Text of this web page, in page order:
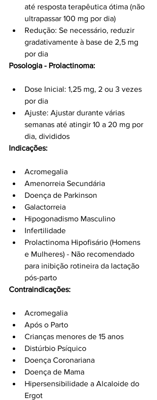
até resposta terapêutica ótima (não
ultrapassar 100 mg por dia)
Redução: Se necessário, reduzir
gradativamente à base de 2,5 mg
por dia
Posologia - Prolactinoma:
Dose Inicial: 1,25 mg, 2 ou 3 vezes
por dia
Ajuste: Ajustar durante várias
semanas até atingir 10 a 20 mg por
dia, divididos
Indicações:
Acromegalia
Amenorreia Secundária
Doença de Parkinson
Galactorreia
Hipogonadismo Masculino
Infertilidade
Prolactinoma Hipofisário (Homens
e Mulheres) - Não recomendado
para inibição rotineira da lactação
pós-parto
Contraindicações:
Acromegalia
Após o Parto
Crianças menores de 15 anos
Distúrbio Psíquico
Doença Coronariana
Doença de Mama
Hipersensibilidade a Alcaloide do
Ergot